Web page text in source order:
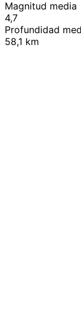
Magnitud media
4,7
Profundidad
58,1 km